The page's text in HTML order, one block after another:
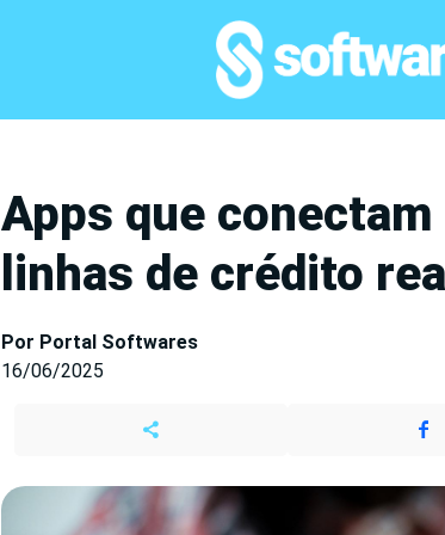
Apps que
linhas de crédito
Por Portal Softwares
16/06/2025